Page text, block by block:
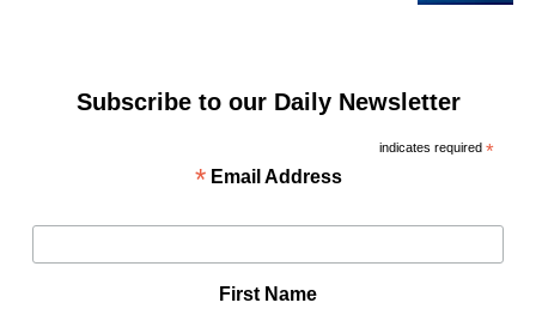
Subscribe to our Daily Newsletter
*
indicates required
Email Address
*
First Name